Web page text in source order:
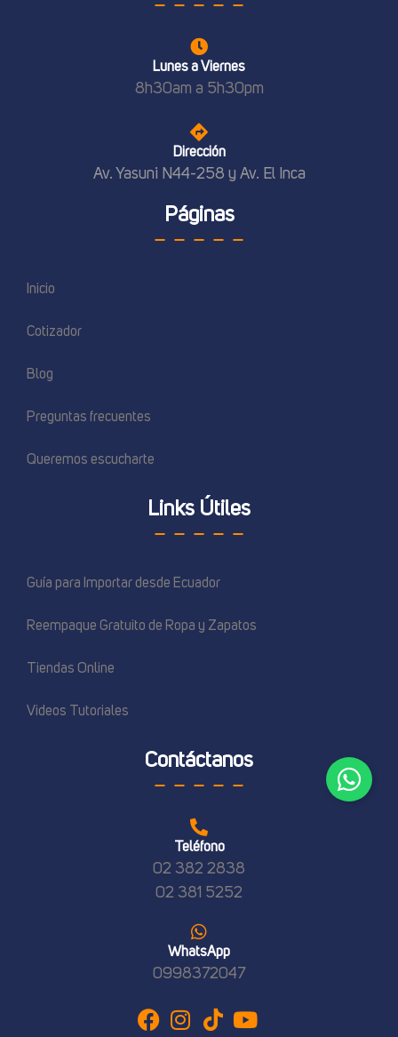
Lunes a Viernes
8h30am a 5h30pm
Dirección
Av. Yasuni N44-258 y Av. El Inca
Páginas
Inicio
Cotizador
Blog
Preguntas frecuentes
Queremos escucharte
Links Útiles
Guía para Importar desde Ecuador
Reempaque Gratuito de Ropa y Zapatos
Tiendas Online
Videos Tutoriales
Contáctanos
Teléfono
02 382 2838
02 381 5252
WhatsApp
0998372047